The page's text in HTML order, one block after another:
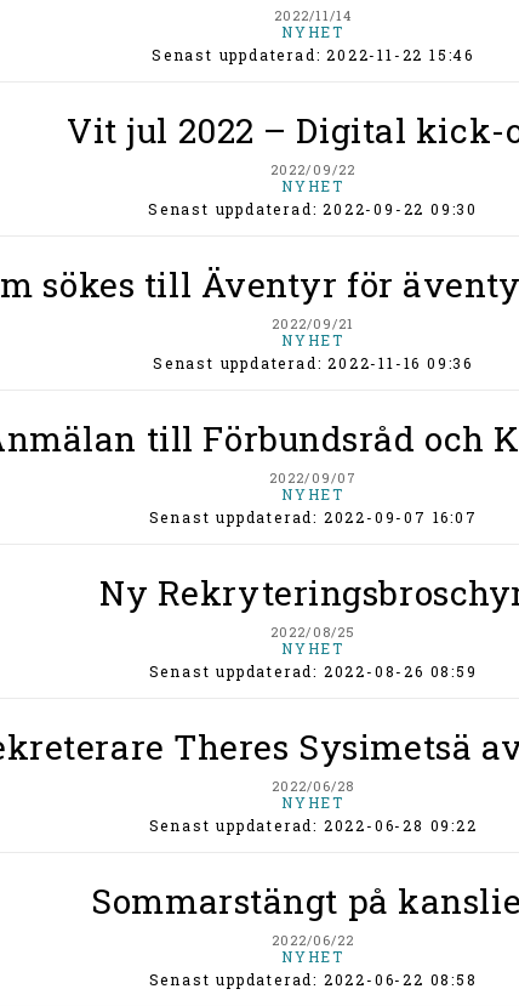
2022/11/14
NYHET
Senast uppdaterad: 2022-11-22 15:46
Vit jul 2022 – Digital kick-
2022/09/22
NYHET
Senast uppdaterad: 2022-09-22 09:30
sökes till Äventyr för
2022/09/21
NYHET
Senast uppdaterad: 2022-11-16 09:36
till Förbundsråd och
2022/09/07
NYHET
Senast uppdaterad: 2022-09-07 16:07
Ny
2022/08/25
NYHET
Senast uppdaterad: 2022-08-26 08:59
Theres Sysimetsä
2022/06/28
NYHET
Senast uppdaterad: 2022-06-28 09:22
Sommarstängt på
2022/06/22
NYHET
Senast uppdaterad: 2022-06-22 08:58